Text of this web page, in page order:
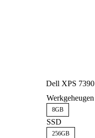
Dell XPS 7390
Werkgeheugen
8GB
SSD
256GB